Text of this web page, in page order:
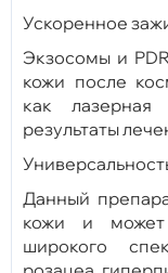
Ускоренное
Экзосомы и
кожи после
как
результаты
Данный
кожи и может
широкого